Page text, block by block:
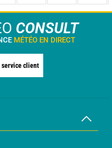
CONSULT
MÉTÉO EN DIRECT
service client